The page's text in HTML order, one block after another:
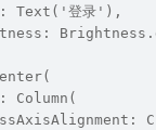
Text('登录'),
Column(